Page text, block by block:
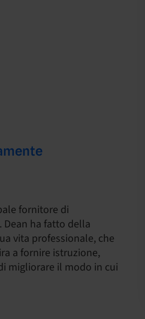
fornitore di
ha fatto della
vita professionale, che
a fornire istruzione,
migliorare il modo in cui